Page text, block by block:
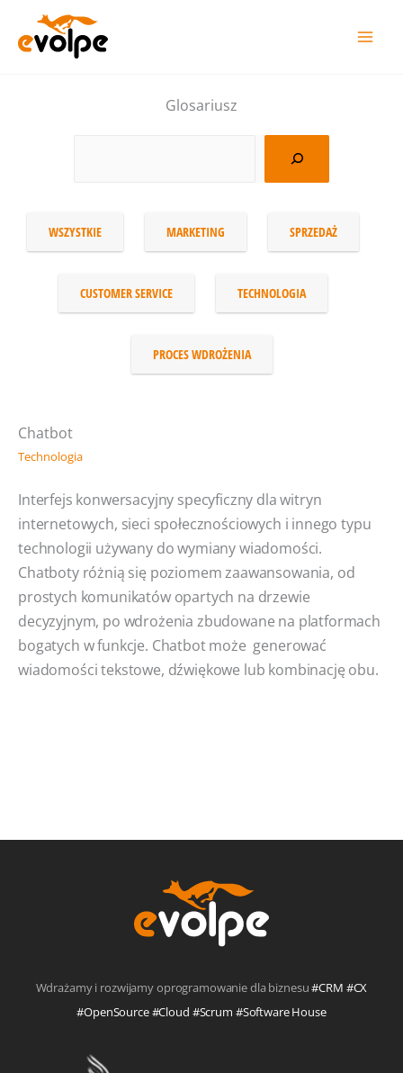
Przejdź
Glosariusz
WSZYSTKIE MARKETING SPRZEDAŻ
CUSTOMER SERVICE TECHNOLOGIA
PROCES WDROŻENIA
Chatbot
Technologia
Interfejs konwersacyjny specyficzny dla witryn
internetowych, sieci społecznościowych i innego typu
technologii używany do wymiany wiadomości.
Chatboty różnią się poziomem zaawansowania, od
prostych komunikatów opartych na drzewie
decyzyjnym, po wdrożenia zbudowane na platformach
bogatych w funkcje. Chatbot może generować
wiadomości tekstowe, dźwiękowe lub kombinację obu.
Wdrażamy i rozwijamy oprogramowanie dla biznesu#CRM #CX
#OpenSource #Cloud #Scrum #Software House